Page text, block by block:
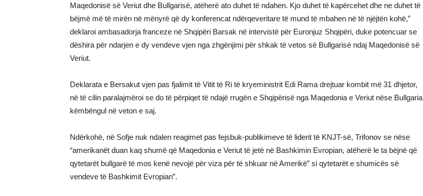
Maqedonisë së Veriut dhe Bullgarisë, atëherë ato duhet të ndahen. Kjo duhet të kapërcehet dhe ne duhet të
bëjmë më të mirën në mënyrë që dy konferencat ndërqeveritare të mund të mbahen në të njëjtën kohë,”
deklaroi ambasadorja franceze në Shqipëri Barsak në intervistë për Euronjuz Shqipëri, duke potencuar se
dëshira për ndarjen e dy vendeve vjen nga zhgënjimi për shkak të vetos së Bullgarisë ndaj Maqedonisë së
Veriut.
Deklarata e Bersakut vjen pas fjalimit të Vitit të Ri të kryeministrit Edi Rama drejtuar kombit më 31 dhjetor,
në të cilin paralajmëroi se do të përpiqet të ndajë rrugën e Shqipërisë nga Maqedonia e Veriut nëse Bullgaria
këmbëngul në veton e saj.
Ndërkohë, në Sofje nuk ndalen reagimet pas fejsbuk-publikimeve të liderit të KNJT-së, Trifonov se nëse
“amerikanët duan kaq shumë që Maqedonia e Veriut të jetë në Bashkimin Evropian, atëherë le ta bëjnë që
qytetarët bullgarë të mos kenë nevojë për viza për të shkuar në Amerikë” si qytetarët e shumicës së
vendeve të Bashkimit Evropian”.